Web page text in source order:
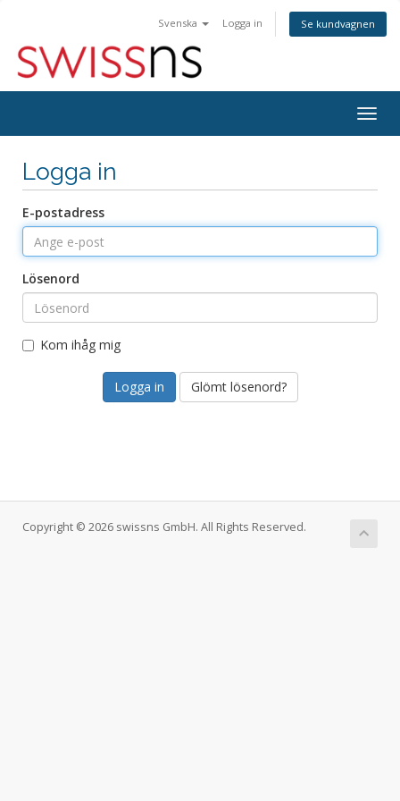
Svenska Logga in Se kundvagnen
Logga in
E-postadress
Lösenord
Kom ihåg mig
Glömt lösenord?
Copyright © 2026 swissns GmbH. All Rights Reserved.